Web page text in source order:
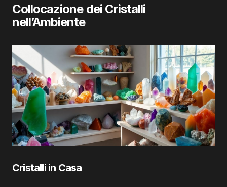
Collocazione dei Cristalli
nell’Ambiente
Cristalli in Casa